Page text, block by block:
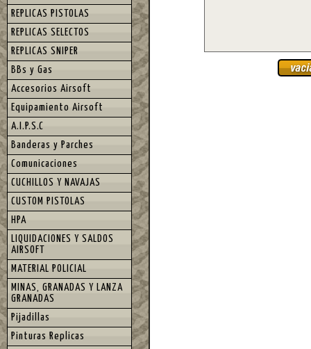
REPLICAS PISTOLAS
REPLICAS SELECTOS
REPLICAS SNIPER
BBs y Gas
Accesorios Airsoft
Equipamiento Airsoft
A.I.P.S.C
Banderas y Parches
Comunicaciones
CUCHILLOS Y NAVAJAS
CUSTOM PISTOLAS
HPA
LIQUIDACIONES Y SALDOS
AIRSOFT
MATERIAL POLICIAL
MINAS, GRANADAS Y LANZA
GRANADAS
Pijadillas
Pinturas Replicas